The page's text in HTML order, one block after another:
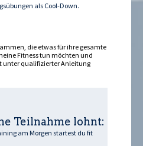
als Cool-Down.
die etwas für ihre gesamte
Fitness tun möchten und
unter qualifizierter Anleitung
Teilnahme lohnt:
am Morgen startest du fit